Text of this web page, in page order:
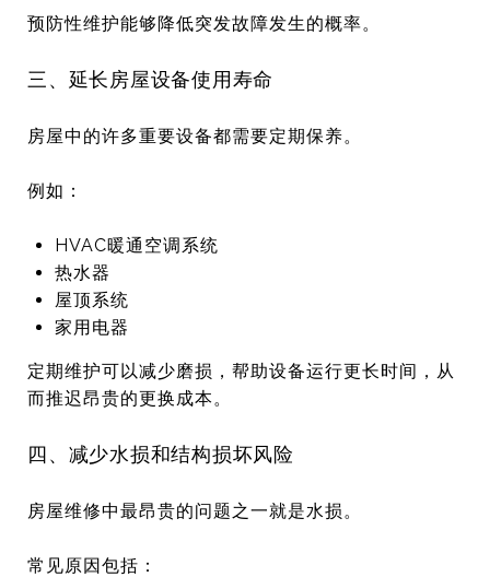
预防性维护能够降低突发故障发生的概率。
三、延长房屋设备使用寿命
房屋中的许多重要设备都需要定期保养。
例如：
HVAC暖通空调系统
热水器
屋顶系统
家用电器
定期维护可以减少磨损，帮助设备运行更长时间，从
而推迟昂贵的更换成本。
四、减少水损和结构损坏风险
房屋维修中最昂贵的问题之一就是水损。
常见原因包括：